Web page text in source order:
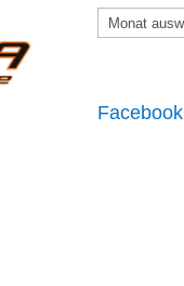
Newsarchiv
Facebook